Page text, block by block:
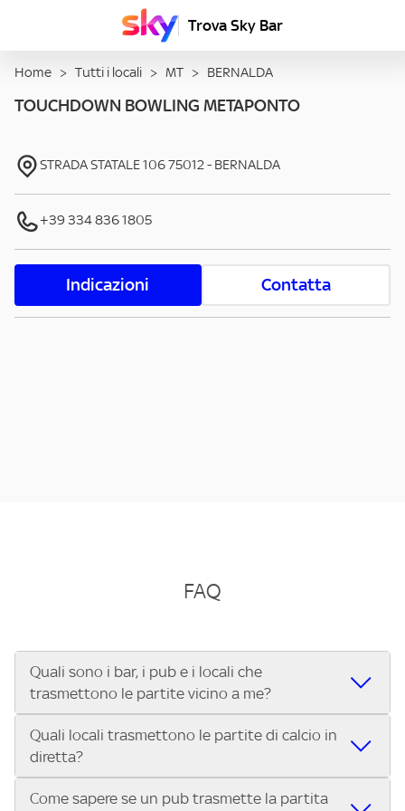
Trova Sky Bar
Home > Tutti i locali > MT > BERNALDA
TOUCHDOWN BOWLING METAPONTO
STRADA STATALE 10675012- BERNALDA
+39 334 836 1805
Indicazioni Contatta
FAQ
Quali sono i bar, i pub e i locali che
trasmettono le partite vicino a me?
Se cerchi un bar, pub, ristorante o locale vicino a te per
vedere le partite di Serie A ENILIVE, la Serie C Sky Wifi, la
UEFA Champions League, la UEFA Europa League, la UEFA
Conference League, il Tennis, la Formula 1®, la MotoGP™ e
Quali locali trasmettono le partite di calcio in
diretta?
Vuoi sapere quali bar, pub o ristoranti mostrano le partite
Come sapere se un pub trasmette la partita